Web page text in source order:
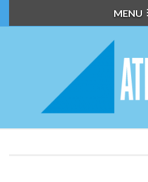
MENU